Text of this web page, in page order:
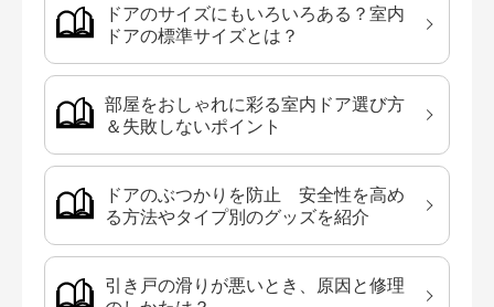
ドアのサイズにもいろいろある？室内
ドアの標準サイズとは？
部屋をおしゃれに彩る室内ドア選び方
＆失敗しないポイント
ドアのぶつかりを防止 安全性を高め
る方法やタイプ別のグッズを紹介
引き戸の滑りが悪いとき、原因と修理